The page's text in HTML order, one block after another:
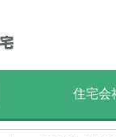
住宅会